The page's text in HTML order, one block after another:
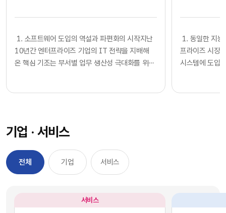
​​ 1. 소프트웨어 도입의 역설과 파편화의 시작지난
10년간 엔터프라이즈 기업의 IT 전략을 지배해
온 핵심 기조는 부서별 업무 생산성 극대화를 위한
업의 업무 처리 속도를 비약적으로 단축시켰고, 디
지털 전환을 달성하는 가장 확실한 방법론으로 자
리 잡았습니다.그러나 IT 인프라의 규모가 팽창하
면서 엔터프라이즈 환경에는 심각한 구조적 역설
높이기 위해 도입한 수많은 소프트웨어들이 오히
려 전사적인 데이터의 흐름을 원천적으로 단절시
1. 동일한 지
프라이즈 시장
시스템에 도입
습니다. 이는
리 기업과 완벽
기업 · 서비스
전체 기업 서비스
서비스